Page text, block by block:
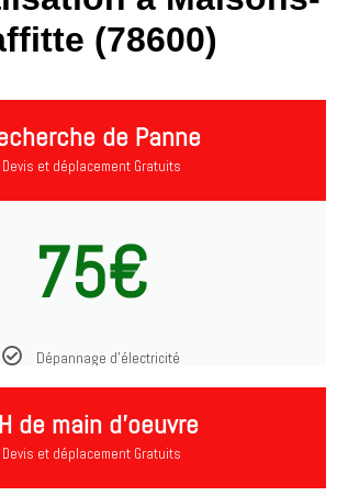
(78600)
de Panne
Devis et déplacement Gratuits
75€
Dépannage d'électricité
de main d'oeuvre
Devis et déplacement Gratuits